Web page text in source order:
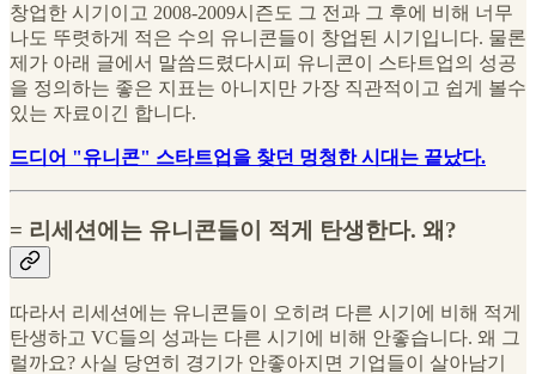
창업한 시기이고 2008-2009시즌도 그 전과 그 후에 비해 너무
나도 뚜렷하게 적은 수의 유니콘들이 창업된 시기입니다. 물론
제가 아래 글에서 말씀드렸다시피 유니콘이 스타트업의 성공
을 정의하는 좋은 지표는 아니지만 가장 직관적이고 쉽게 볼수
있는 자료이긴 합니다.
드디어 "유니콘" 스타트업을 찾던 멍청한 시대는 끝났다.
= 리세션에는 유니콘들이 적게 탄생한다. 왜?
따라서 리세션에는 유니콘들이 오히려 다른 시기에 비해 적게
탄생하고 VC들의 성과는 다른 시기에 비해 안좋습니다. 왜 그
럴까요? 사실 당연히 경기가 안좋아지면 기업들이 살아남기